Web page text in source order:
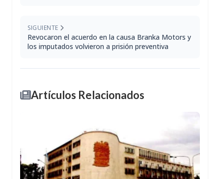
SIGUIENTE
Revocaron el acuerdo en la causa Branka Motors y
los imputados volvieron a prisión preventiva
Artículos Relacionados